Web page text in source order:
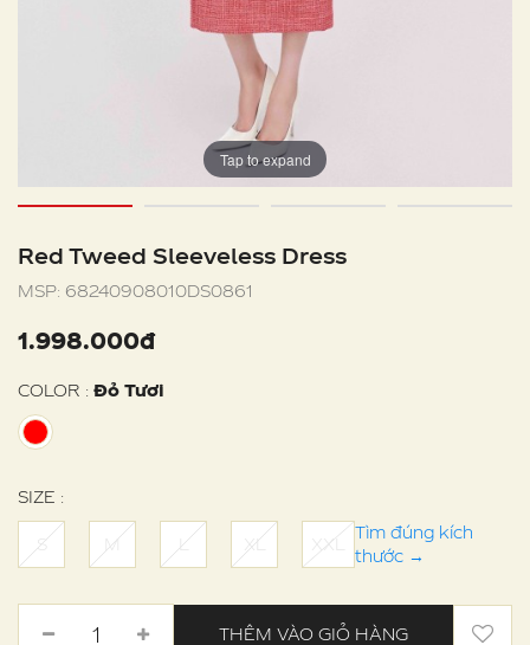
Tap to expand
Red Tweed Sleeveless Dress
MSP: 68240908010DS0861
1.998.000đ
COLOR : Đỏ Tươi
SIZE :
S M L XL XXL
Tìm đúng kích
thước →
THÊM VÀO GIỎ HÀNG